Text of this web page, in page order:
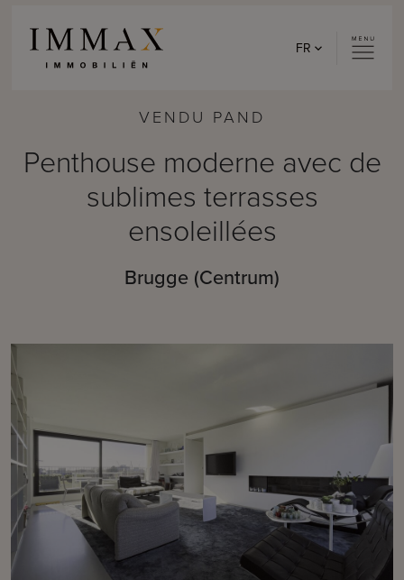
FR
VENDU PAND
Penthouse moderne avec de
sublimes terrasses
ensoleillées
Brugge (Centrum)